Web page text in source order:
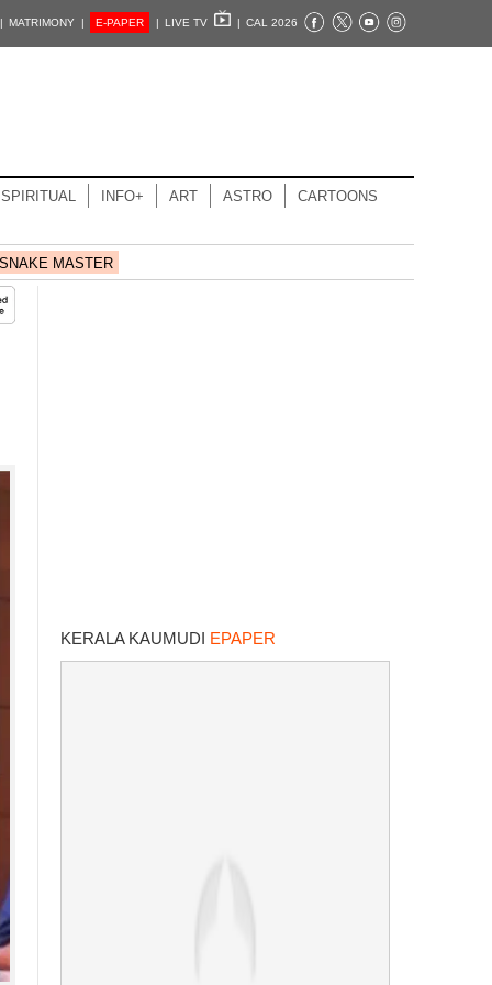
MATRIMONY | E-PAPER | LIVE TV | CAL 2026
SPIRITUAL INFO+ ART ASTRO CARTOONS
MASTER
KERALA KAUMUDI EPAPER